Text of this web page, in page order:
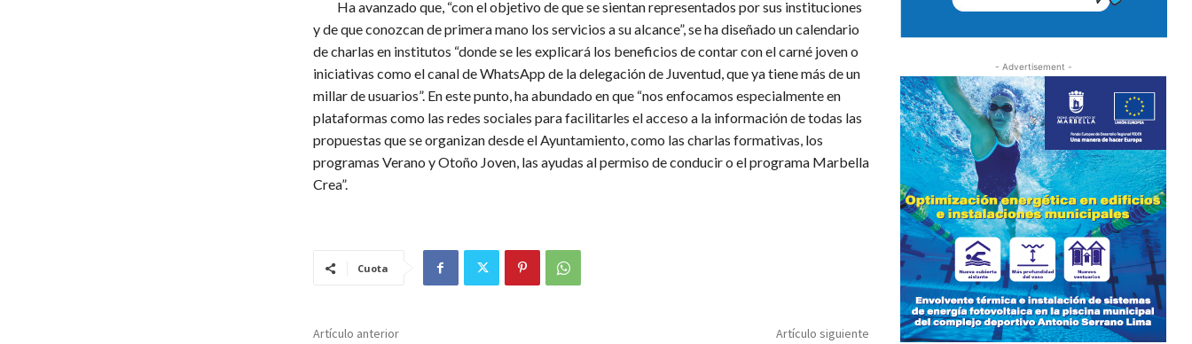
Ha avanzado que, “con el objetivo de que se sientan representados por sus instituciones
y de que conozcan de primera mano los servicios a su alcance”, se ha diseñado un calendario
de charlas en institutos “donde se les explicará los beneficios de contar con el carné joven o
iniciativas como el canal de WhatsApp de la delegación de Juventud, que ya tiene más de un
millar de usuarios”. En este punto, ha abundado en que “nos enfocamos especialmente en
plataformas como las redes sociales para facilitarles el acceso a la información de todas las
propuestas que se organizan desde el Ayuntamiento, como las charlas formativas, los
programas Verano y Otoño Joven, las ayudas al permiso de conducir o el programa Marbella
Crea”.
Cuota
Artículo anterior Artículo siguiente
- Advertisement -